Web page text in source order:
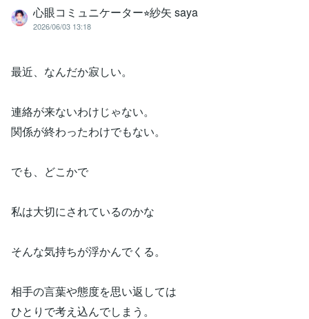
心眼コミュニケーター⭐︎紗矢 saya
2026/06/03 13:18
最近、なんだか寂しい。
連絡が来ないわけじゃない。
関係が終わったわけでもない。
でも、どこかで
私は大切にされているのかな
そんな気持ちが浮かんでくる。
相手の言葉や態度を思い返しては
ひとりで考え込んでしまう。